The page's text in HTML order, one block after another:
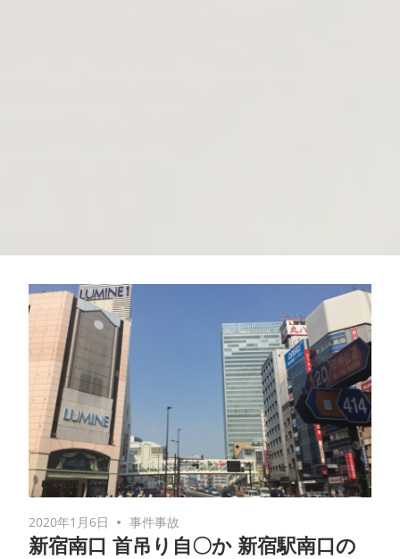
2020年1月6日 事件事故
新宿南口 首吊り自〇か 新宿駅南口の